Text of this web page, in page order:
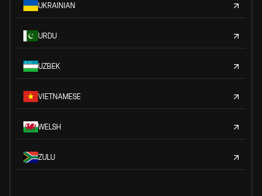
UKRAINIAN
URDU
UZBEK
VIETNAMESE
WELSH
ZULU